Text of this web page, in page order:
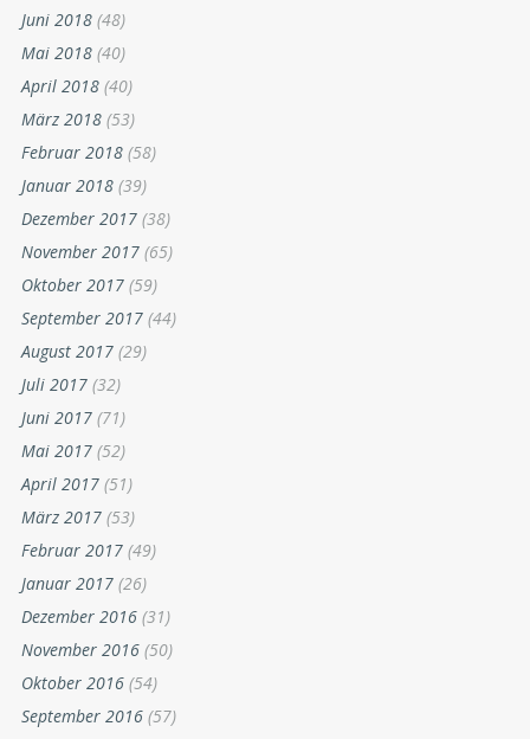
Juni 2018 (48)
Mai 2018 (40)
April 2018 (40)
März 2018 (53)
Februar 2018 (58)
Januar 2018 (39)
Dezember 2017 (38)
November 2017 (65)
Oktober 2017 (59)
September 2017 (44)
August 2017 (29)
Juli 2017 (32)
Juni 2017 (71)
Mai 2017 (52)
April 2017 (51)
März 2017 (53)
Februar 2017 (49)
Januar 2017 (26)
Dezember 2016 (31)
November 2016 (50)
Oktober 2016 (54)
September 2016 (57)